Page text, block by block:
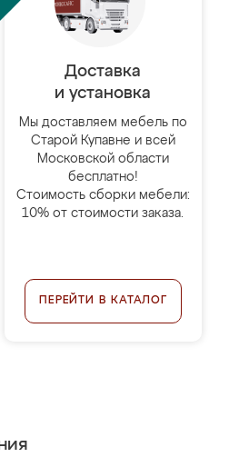
Доставка
и установка
Мы доставляем мебель по
Старой Купавне и всей
Московской области
бесплатно!
Стоимость сборки мебели:
10% от стоимости заказа.
ПЕРЕЙТИ В КАТАЛОГ